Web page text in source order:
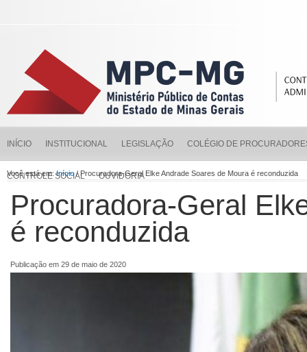
INÍCIO INSTITUCIONAL LEGISLAÇÃO COLÉGIO DE
CONTROLE SOCIAL OUVIDORIA
Você está em:Início/ Procuradora-Geral Elke Andrade Soares de Moura é reconduzida
Procuradora-Geral
é reconduzida
Publicação em 29 de maio de 2020